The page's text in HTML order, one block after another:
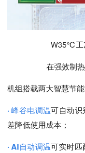
W35℃工
在强效制
机组搭载两大智慧节能
· 峰谷电调温可自动识
差降低使用成本；
· AI自动调温可实时匹